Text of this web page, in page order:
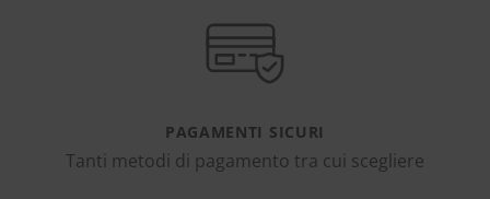
PAGAMENTI SICURI
Tanti metodi di pagamento tra cui scegliere